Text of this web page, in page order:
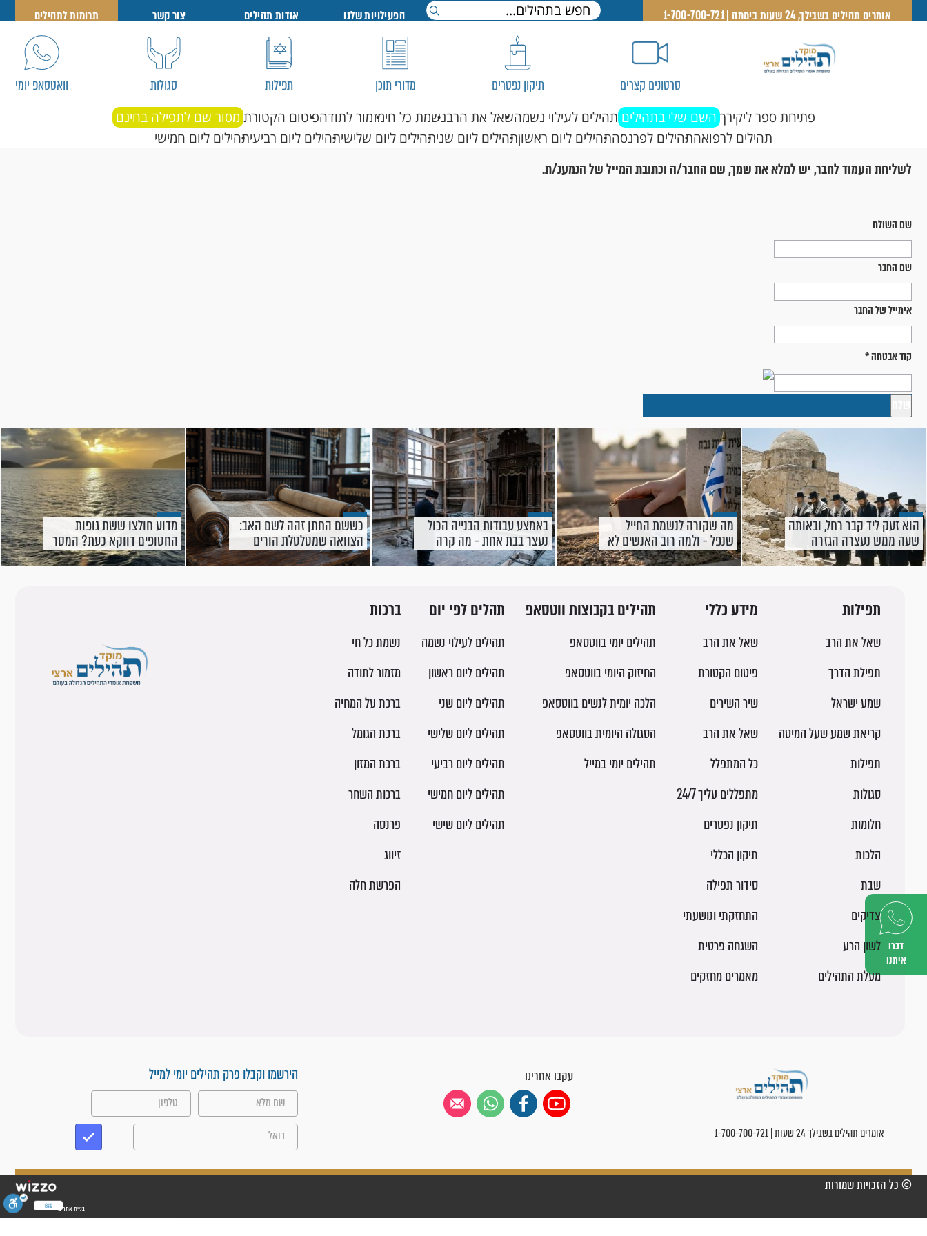
דברו
איתנו
אומרים תהילים בשבילך, 24 שעות ביממה | 1-700-700-721 הפעילויות שלנו אודות תהילים צור קשר תרומות לתהילים
סרטונים קצרים תיקון נפטרים מדורי תוכן תפילות סגולות וואטסאפ יומי
פתיחת ספר ליקירך השם שלי בתהילים תהילים לעילוי נשמהשאל את הרבנשמת כל חימזמור לתודהפיטום הקטורת מסור שם לתפילה בחינם
תהילים לרפואהתהילים לפרנסהתהילים ליום ראשוןתהילים ליום שניתהילים ליום שלישיתהילים ליום רביעיתהילים ליום חמישי
לשליחת העמוד לחבר, יש למלא את שמך, שם החבר/ה וכתובת המייל של הנמענ/ת.
שם השולח
שם החבר
אימייל של החבר
קוד אבטחה*
הוא זעק ליד קבר רחל, ובאותה
שעה ממש נעצרה הגזרה
מה שקורה לנשמת החייל
שנפל - ולמה רוב האנשים לא
יודעים שהם יכולים לעזור לו
עכשיו?
באמצע עבודות הבנייה הכול
נעצר בבת אחת - מה קרה
בקרעסטיר?
כששם החתן זהה לשם האב:
הצוואה שמטלטלת הורים
מדוע חולצו ששת גופות
החטופים דווקא כעת? המסר
שיצמרר אתכם
תפילות
שאל את הרב
תפילת הדרך
שמע ישראל
קריאת שמע שעל המיטה
תפילות
סגולות
חלומות
הלכות
שבת
צדיקים
לשון הרע
מעלת התהילים
מידע כללי
שאל את הרב
פיטום הקטורת
שיר השירים
שאל את הרב
כל המתפלל
מתפללים עליך 24/7
תיקון נפטרים
תיקון הכללי
סידור תפילה
התחזקתי ונושעתי
השגחה פרטית
מאמרים מחזקים
תהילים בקבוצות ווטסאפ
תהילים יומי בווטסאפ
החיזוק היומי בווטסאפ
הלכה יומית לנשים בווטסאפ
הסגולה היומית בווטסאפ
תהילים יומי במייל
תהלים לפי יום
תהילים לעילוי נשמה
תהילים ליום ראשון
תהילים ליום שני
תהילים ליום שלישי
תהילים ליום רביעי
תהילים ליום חמישי
תהילים ליום שישי
ברכות
נשמת כל חי
מזמור לתודה
ברכת על המחיה
ברכת הגומל
ברכת המזון
ברכות השחר
פרנסה
זיווג
הפרשת חלה
אומרים תהילים בשבילך 24 שעות | 1-700-700-721
עקבו אחרינו הירשמו וקבלו פרק תהילים יומי למייל
בניית אתרים
© כל הזכויות שמורות
ESC